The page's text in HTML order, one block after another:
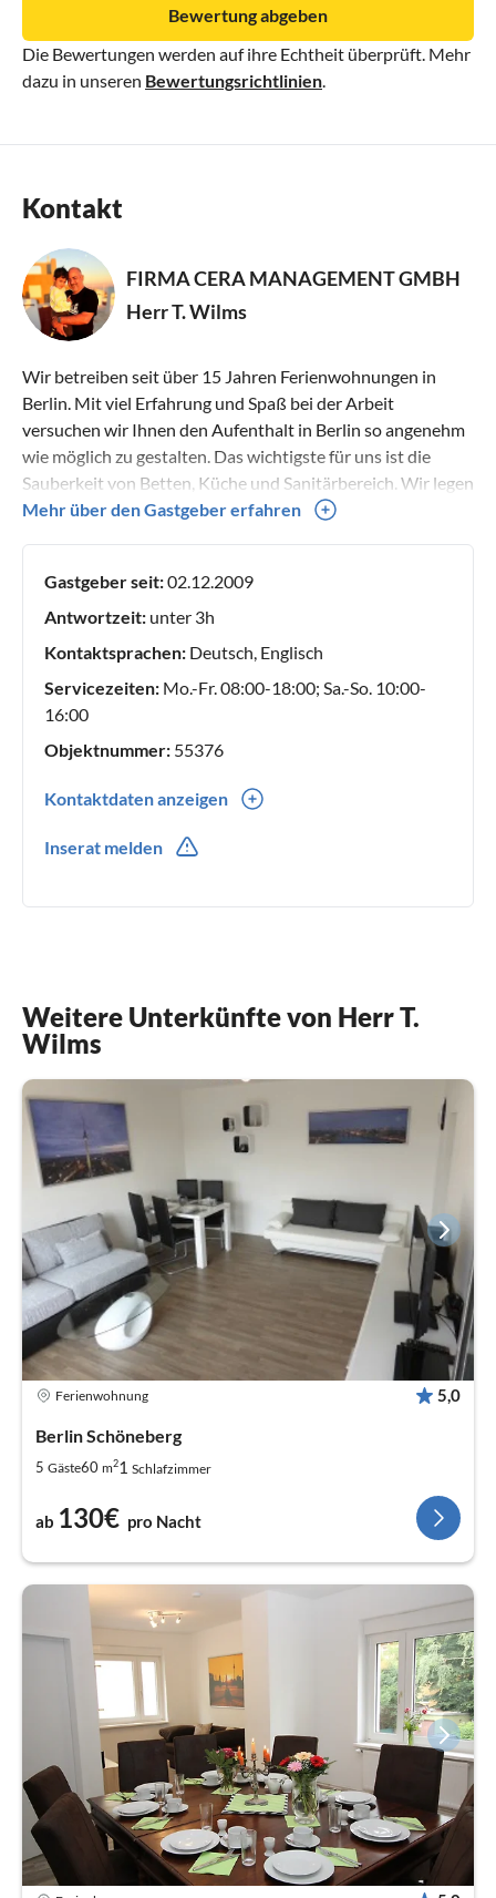
Die Bewertungen werden auf ihre Echtheit überprüft. Mehr
dazu in unseren Bewertungsrichtlinien
Bewertung abgeben
Kontakt
FIRMA CERA MANAGEMENT GMBH
Herr T. Wilms
Wir betreiben seit über 15 Jahren Ferienwohnungen in
Berlin. Mit viel Erfahrung und Spaß bei der Arbeit
versuchen wir Ihnen den Aufenthalt in Berlin so angenehm
wie möglich zu gestalten. Das wichtigste für uns ist die
Sauberkeit von Betten, Küche und Sanitärbereich. Wir legen
großen Wert auf eine persönliche Schlüsselübergabe, damit
freundlichen Grüßen Ihr Cera Management Team
Mehr über den Gastgeber erfahren
Gastgeber seit:02.12.2009
Antwortzeit: unter 3h
Kontaktsprachen: Deutsch, Englisch
Servicezeiten: Mo.-Fr. 08:00-18:00; Sa.-So. 10:00-
16:00
Objektnummer: 55376
Kontaktdaten anzeigen
Inserat melden
Weitere Unterkünfte von Herr T.
Wilms
Ferienwohnung 5,0
Berlin Schöneberg
5 Gäste60 m21 Schlafzimmer
ab 130€ pro Nacht